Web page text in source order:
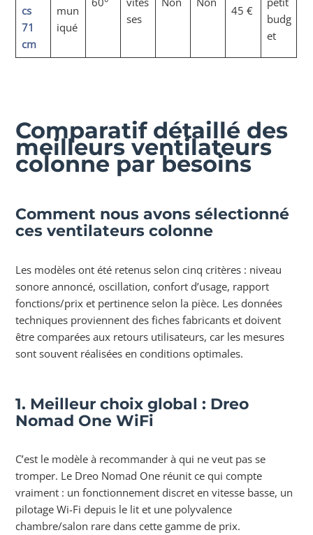
cs
71
cm
mun
iqué
ses
45 €
budg
et
Comparatif détaillé des
meilleurs ventilateurs
colonne par besoins
Comment nous avons sélectionné
ces ventilateurs colonne
Les modèles ont été retenus selon cinq critères : niveau
sonore annoncé, oscillation, confort d’usage, rapport
fonctions/prix et pertinence selon la pièce. Les données
techniques proviennent des fiches fabricants et doivent
être comparées aux retours utilisateurs, car les mesures
sont souvent réalisées en conditions optimales.
1. Meilleur choix global : Dreo
Nomad One WiFi
C’est le modèle à recommander à qui ne veut pas se
tromper. Le Dreo Nomad One réunit ce qui compte
vraiment : un fonctionnement discret en vitesse basse, un
pilotage Wi-Fi depuis le lit et une polyvalence
chambre/salon rare dans cette gamme de prix.